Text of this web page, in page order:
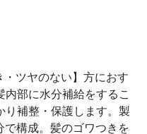
ツヤのない】方におす
部に水分補給をするこ
り補整・保護します。製
構成。髪のゴワつきを